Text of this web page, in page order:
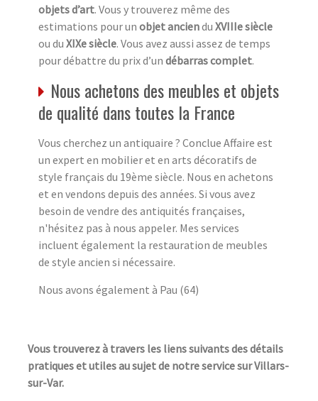
objets d’art. Vous y trouverez même des
estimations pour un objet anciendu XVIIIe siècle
ou du XIXe siècle. Vous avez aussi assez de temps
pour débattre du prix d’un débarras complet.
Nous achetons des meubles et objets
de qualité dans toutes la France
Vous cherchez un antiquaire ? Conclue Affaire est
un expert en mobilier et en arts décoratifs de
style français du 19ème siècle. Nous en achetons
et en vendons depuis des années. Si vous avez
besoin de vendre des antiquités françaises,
n'hésitez pas à nous appeler. Mes services
incluent également la restauration de meubles
de style ancien si nécessaire.
Nous avons également à Pau (64)
Vous trouverez à travers les liens suivants des détails
pratiques et utiles au sujet de notre service sur Villars-
sur-Var.